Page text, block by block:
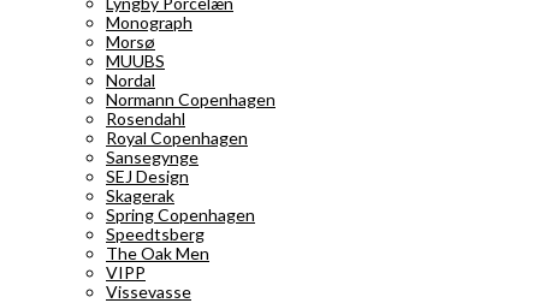
Monograph
Morsø
MUUBS
Nordal
Normann Copenhagen
Rosendahl
Royal Copenhagen
Sansegynge
SEJ Design
Skagerak
Spring Copenhagen
Speedtsberg
The Oak Men
VIPP
Vissevasse